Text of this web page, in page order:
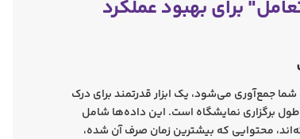
برای بهبود عملکرد
جمع‌آوری می‌شود، یک ابزار قدرتمند برای درک
طول برگزاری نمایشگاه است. این داده‌ها شامل
محتوایی که بیشترین زمان صرف آن شده،